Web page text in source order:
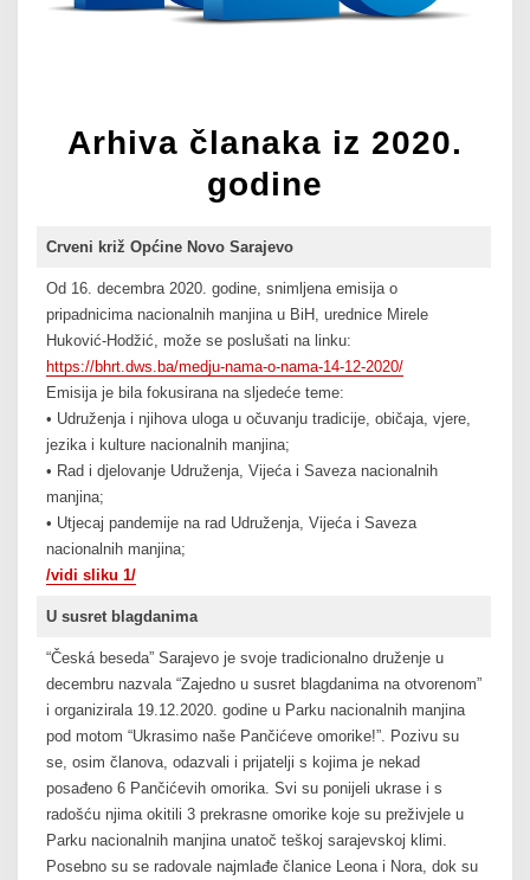
Arhiva članaka iz 2020.
godine
Crveni križ Općine Novo Sarajevo
Od 16. decembra 2020. godine, snimljena emisija o
pripadnicima nacionalnih manjina u BiH, urednice Mirele
Huković-Hodžić, može se poslušati na linku:
https://bhrt.dws.ba/medju-nama-o-nama-14-12-2020/
Emisija je bila fokusirana na sljedeće teme:
• Udruženja i njihova uloga u očuvanju tradicije, običaja, vjere,
jezika i kulture nacionalnih manjina;
• Rad i djelovanje Udruženja, Vijeća i Saveza nacionalnih
manjina;
• Utjecaj pandemije na rad Udruženja, Vijeća i Saveza
nacionalnih manjina;
/vidi sliku 1/
U susret blagdanima
“Česká beseda” Sarajevo je svoje tradicionalno druženje u
decembru nazvala “Zajedno u susret blagdanima na otvorenom”
i organizirala 19.12.2020. godine u Parku nacionalnih manjina
pod motom “Ukrasimo naše Pančićeve omorike!”. Pozivu su
se, osim članova, odazvali i prijatelji s kojima je nekad
posađeno 6 Pančićevih omorika. Svi su ponijeli ukrase i s
radošću njima okitili 3 prekrasne omorike koje su preživjele u
Parku nacionalnih manjina unatoč teškoj sarajevskoj klimi.
Posebno su se radovale najmlađe članice Leona i Nora, dok su